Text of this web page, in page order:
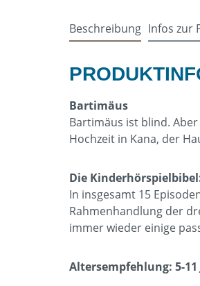
Beschreibung Infos zur
Bartimäus
Bartimäus ist blind.
Hochzeit in Kana, der
Die
In insgesamt 15
Rahmenhandlung der
immer wieder einige
Altersempfehlung: 5-11